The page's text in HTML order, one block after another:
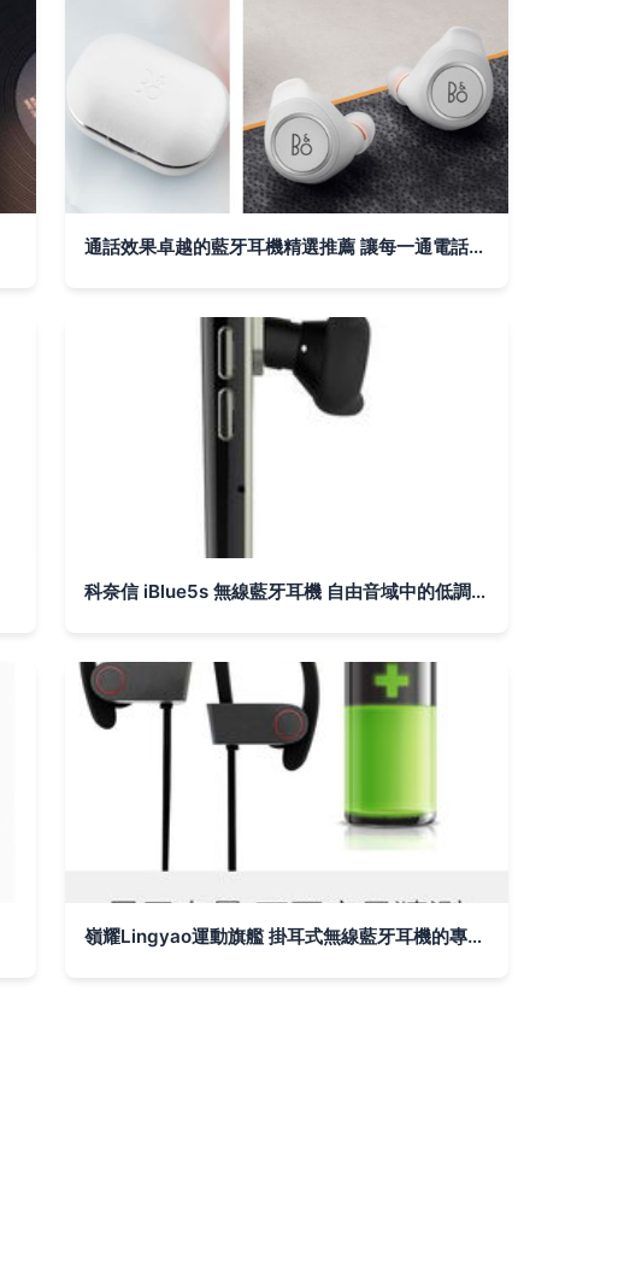
通話效果卓越的藍牙耳機精選推薦 讓每一通電話都清晰如面談
科奈信 iBlue5s 無線藍牙耳機 自由音域中的低調鋒芒
嶺耀Lingyao運動旗艦 掛耳式無線藍牙耳機的專業評測與體驗